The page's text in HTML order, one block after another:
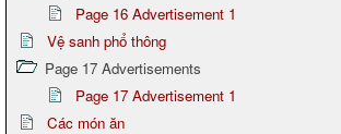
Page 16 Advertisement 1
Vệ sanh phổ thông
Page 17 Advertisements
Page 17 Advertisement 1
Các món ăn